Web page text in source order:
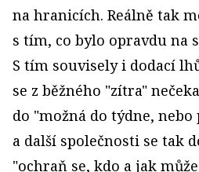
na hranicích. Reálně tak
s tím, co bylo opravdu na
S tím souvisely i dodací
se z běžného "zítra"
do "možná do týdne,
a další společnosti se tak
"ochraň se, kdo a jak